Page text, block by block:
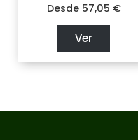
Desde 57,05 €
Ver